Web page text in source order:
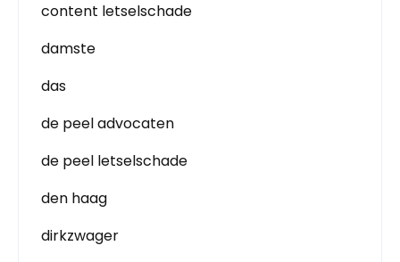
content letselschade
damste
das
de peel advocaten
de peel letselschade
den haag
dirkzwager